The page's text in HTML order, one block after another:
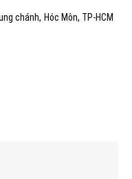
chánh, Hóc Môn, TP-HCM